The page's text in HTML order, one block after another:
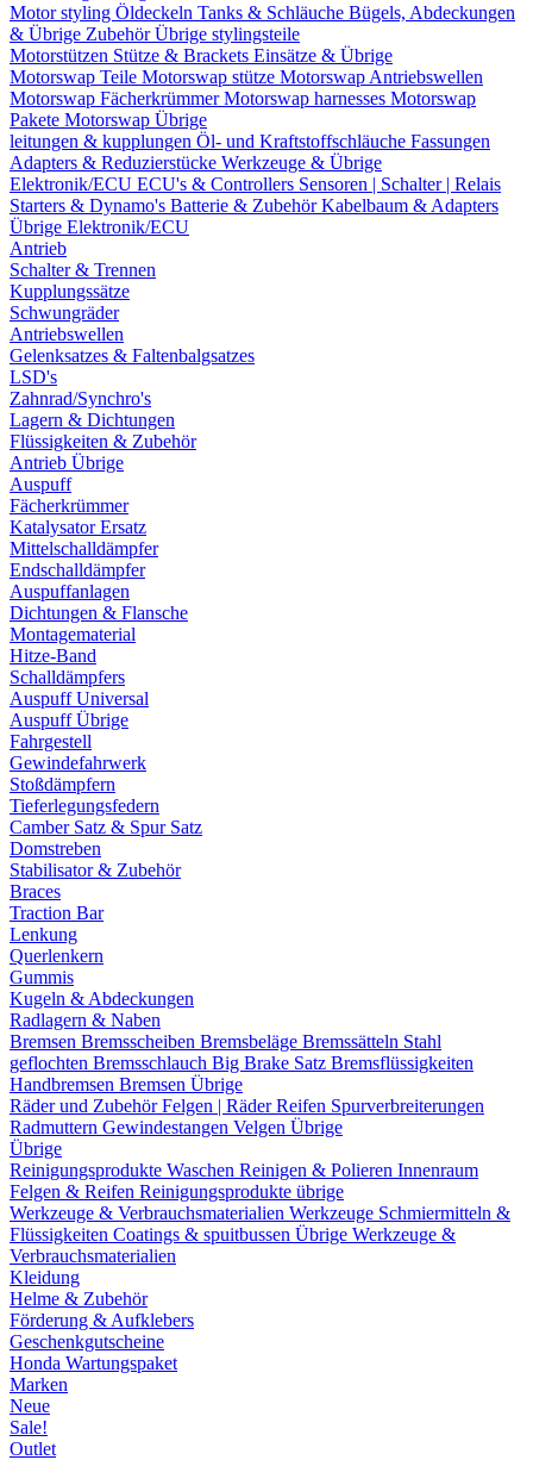
Motor styling Öldeckeln Tanks & Schläuche Bügels, Abdeckungen
& Übrige ZubehörÜbrige stylingsteile
Motorstützen Stütze & Brackets Einsätze & Übrige
Motorswap Teile Motorswap stütze Motorswap Antriebswellen
Motorswap FächerkrümmerMotorswap harnesses Motorswap
Pakete Motorswap Übrige
leitungen & kupplungen Öl- und Kraftstoffschläuche Fassungen
Adapters & Reduzierstücke Werkzeuge & Übrige
Elektronik/ECU ECU's & Controllers Sensoren | Schalter | Relais
Starters & Dynamo's Batterie & ZubehörKabelbaum & Adapters
Übrige Elektronik/ECU
Antrieb
Schalter & Trennen
Kupplungssätze
Schwungräder
Antriebswellen
Gelenksatzes & Faltenbalgsatzes
LSD's
Zahnrad/Synchro's
Lagern & Dichtungen
Flüssigkeiten & Zubehör
Antrieb Übrige
Auspuff
Fächerkrümmer
Katalysator Ersatz
Mittelschalldämpfer
Endschalldämpfer
Auspuffanlagen
Dichtungen & Flansche
Montagematerial
Hitze-Band
Schalldämpfers
Auspuff Universal
Auspuff Übrige
Fahrgestell
Gewindefahrwerk
Stoßdämpfern
Tieferlegungsfedern
Camber Satz & Spur Satz
Domstreben
Stabilisator & Zubehör
Braces
Traction Bar
Lenkung
Querlenkern
Gummis
Kugeln & Abdeckungen
Radlagern & Naben
Bremsen Bremsscheiben Bremsbeläge Bremssätteln Stahl
geflochten Bremsschlauch Big Brake Satz Bremsflüssigkeiten
Handbremsen Bremsen Übrige
Räder und ZubehörFelgen | RäderReifen Spurverbreiterungen
Radmuttern Gewindestangen Velgen Übrige
Übrige
Reinigungsprodukte Waschen Reinigen & Polieren Innenraum
Felgen & Reifen Reinigungsprodukte übrige
Werkzeuge & Verbrauchsmaterialien Werkzeuge Schmiermitteln &
Flüssigkeiten Coatings & spuitbussen Übrige Werkzeuge &
Verbrauchsmaterialien
Kleidung
Helme & Zubehör
Förderung & Aufklebers
Geschenkgutscheine
Honda Wartungspaket
Marken
Neue
Sale!
Outlet